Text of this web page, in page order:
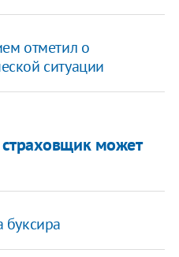
отметил о
ситуации
может